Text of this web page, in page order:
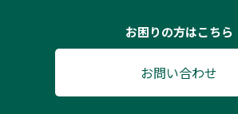
お困りの方はこちら
お問い合わせ